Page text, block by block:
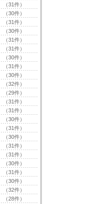
（31件）
（30件）
（31件）
（30件）
（31件）
（31件）
（30件）
（31件）
（30件）
（32件）
（29件）
（31件）
（31件）
（30件）
（31件）
（30件）
（31件）
（31件）
（30件）
（31件）
（30件）
（32件）
（28件）